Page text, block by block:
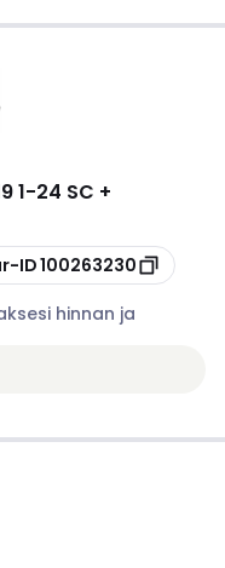
1-24 SC +
ID100263230
hinnan ja